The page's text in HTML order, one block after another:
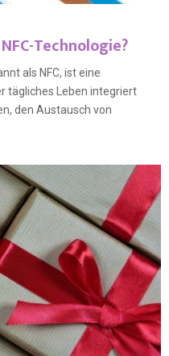
Technologie?
als NFC, ist eine
tägliches Leben integriert
den Austausch von